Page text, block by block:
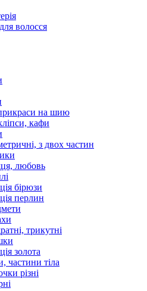
волосся
на шию
кафи
з двох частин
любовь
бірюзи
перлин
трикутні
золота
частини тіла
різні